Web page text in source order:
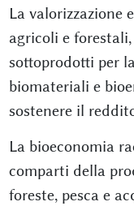
La valorizzazione
agricoli e
sottoprodotti per
biomateriali e
sostenere il
La bioeconomia
comparti della
foreste, pesca e